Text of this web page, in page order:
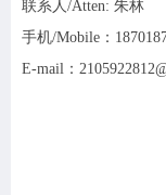
联系人/Atten: 朱林
手机/Mobile：
E-mail：